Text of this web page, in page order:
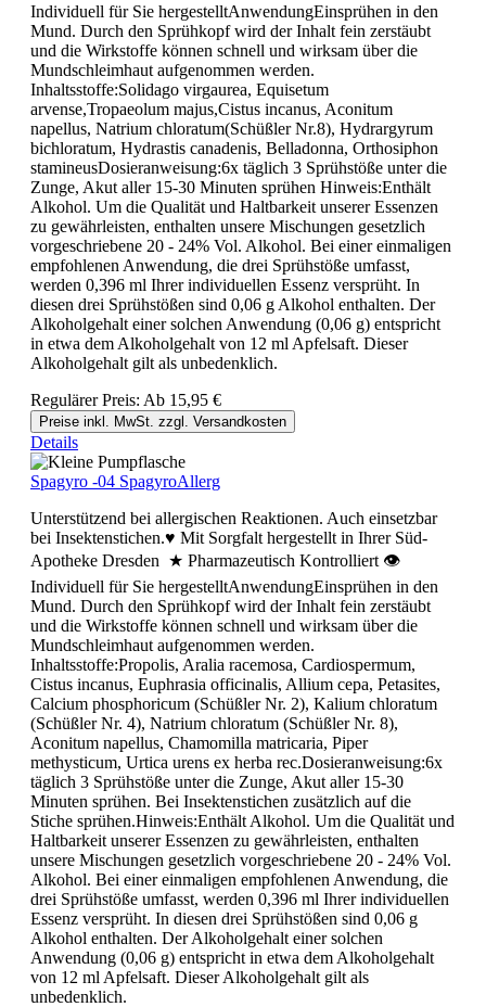
Individuell für Sie hergestelltAnwendungEinsprühen in den
Mund. Durch den Sprühkopf wird der Inhalt fein zerstäubt
und die Wirkstoffe können schnell und wirksam über die
Mundschleimhaut aufgenommen werden.
Inhaltsstoffe:Solidago virgaurea, Equisetum
arvense,Tropaeolum majus,Cistus incanus, Aconitum
napellus, Natrium chloratum(Schüßler Nr.8), Hydrargyrum
bichloratum, Hydrastis canadenis, Belladonna, Orthosiphon
stamineusDosieranweisung:6x täglich 3 Sprühstöße unter die
Zunge, Akut aller 15-30 Minuten sprühen Hinweis:Enthält
Alkohol. Um die Qualität und Haltbarkeit unserer Essenzen
zu gewährleisten, enthalten unsere Mischungen gesetzlich
vorgeschriebene 20 - 24% Vol. Alkohol. Bei einer einmaligen
empfohlenen Anwendung, die drei Sprühstöße umfasst,
werden 0,396 ml Ihrer individuellen Essenz versprüht. In
diesen drei Sprühstößen sind 0,06 g Alkohol enthalten. Der
Alkoholgehalt einer solchen Anwendung (0,06 g) entspricht
in etwa dem Alkoholgehalt von 12 ml Apfelsaft. Dieser
Alkoholgehalt gilt als unbedenklich.
Regulärer Preis: Ab 15,95 €
Preise inkl. MwSt. zzgl. Versandkosten
Details
Spagyro -04 SpagyroAllerg
Unterstützend bei allergischen Reaktionen. Auch einsetzbar
bei Insektenstichen.♥ Mit Sorgfalt hergestellt in Ihrer Süd-
Apotheke Dresden ★ Pharmazeutisch Kontrolliert 👁
Individuell für Sie hergestelltAnwendungEinsprühen in den
Mund. Durch den Sprühkopf wird der Inhalt fein zerstäubt
und die Wirkstoffe können schnell und wirksam über die
Mundschleimhaut aufgenommen werden.
Inhaltsstoffe:Propolis, Aralia racemosa, Cardiospermum,
Cistus incanus, Euphrasia officinalis, Allium cepa, Petasites,
Calcium phosphoricum (Schüßler Nr. 2), Kalium chloratum
(Schüßler Nr. 4), Natrium chloratum (Schüßler Nr. 8),
Aconitum napellus, Chamomilla matricaria, Piper
methysticum, Urtica urens ex herba rec.Dosieranweisung:6x
täglich 3 Sprühstöße unter die Zunge, Akut aller 15-30
Minuten sprühen. Bei Insektenstichen zusätzlich auf die
Stiche sprühen.Hinweis:Enthält Alkohol. Um die Qualität und
Haltbarkeit unserer Essenzen zu gewährleisten, enthalten
unsere Mischungen gesetzlich vorgeschriebene 20 - 24% Vol.
Alkohol. Bei einer einmaligen empfohlenen Anwendung, die
drei Sprühstöße umfasst, werden 0,396 ml Ihrer individuellen
Essenz versprüht. In diesen drei Sprühstößen sind 0,06 g
Alkohol enthalten. Der Alkoholgehalt einer solchen
Anwendung (0,06 g) entspricht in etwa dem Alkoholgehalt
von 12 ml Apfelsaft. Dieser Alkoholgehalt gilt als
unbedenklich.